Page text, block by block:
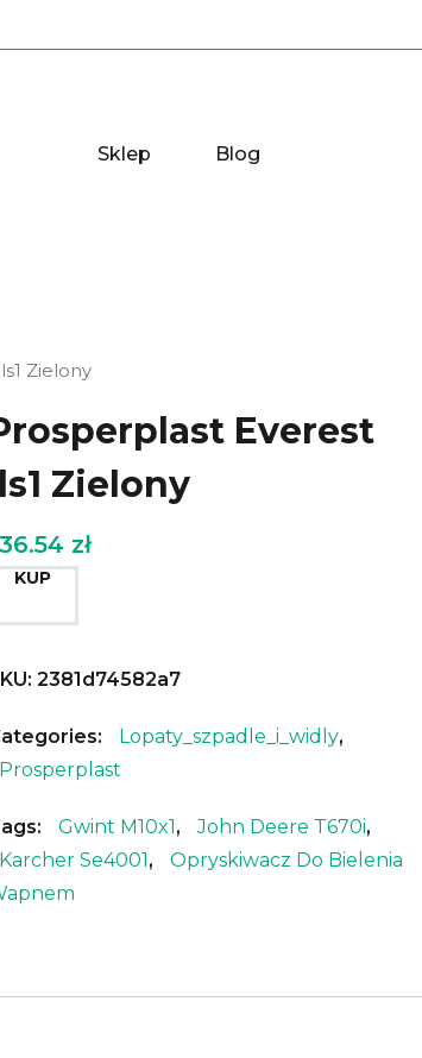
Sklep Blog
Zielony
Everest
Zielony
36.54 zł
KUP
2381d74582a7
Lopaty_szpadle_i_widly,
Prosperplast
Gwint M10x1, John Deere T670i,
Karcher Se4001,
Opryskiwacz Do Bielenia